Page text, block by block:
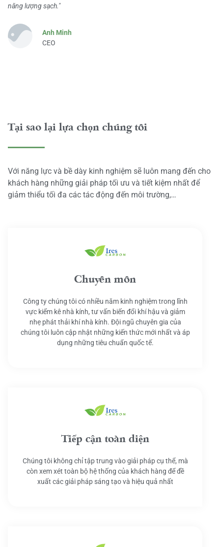
năng lượng sạch."
Anh Minh
CEO
Tại sao lại lựa chọn chúng tôi
Với năng lực và bề dày kinh nghiệm sẽ luôn mang đến cho
khách hàng những giải pháp tối ưu và tiết kiệm nhất để
giảm thiểu tối đa các tác động đến môi trường,…
Chuyên môn
Công ty chúng tôi có nhiều năm kinh nghiệm trong lĩnh
vực kiểm kê nhà kính, tư vấn biến đổi khí hậu và giảm
nhẹ phát thải khí nhà kính. Đội ngũ chuyên gia của
chúng tôi luôn cập nhật những kiến thức mới nhất và áp
dụng những tiêu chuẩn quốc tế.
Tiếp cận toàn diện
Chúng tôi không chỉ tập trung vào giải pháp cụ thể, mà
còn xem xét toàn bộ hệ thống của khách hàng để đề
xuất các giải pháp sáng tạo và hiệu quả nhất